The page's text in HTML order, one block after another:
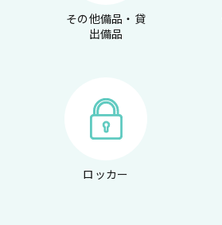
その他備品・貸
出備品
ロッカー